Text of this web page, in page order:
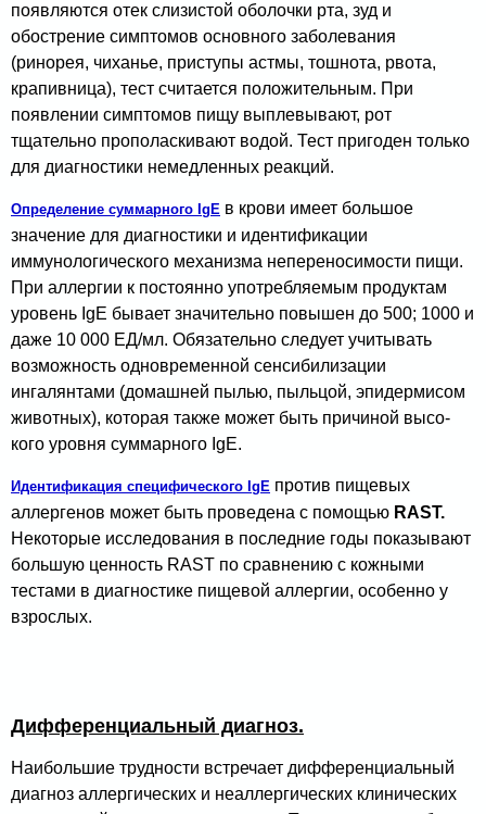
появляются отек слизистой оболочки рта, зуд и
обострение симптомов основного заболевания
(ринорея, чиханье, приступы астмы, тошнота, рвота,
крапивница), тест считается положительным. При
появлении симптомов пищу выплевывают, рот
тщательно прополаскивают водой. Тест пригоден только
для диагностики немедленных реакций.
Определение суммарного IgE в крови имеет большое
значение для диагностики и иденти­фикации
иммунологического механизма непереносимости пищи.
При аллергии к постоянно употребляемым про­дуктам
уровень IgE бывает значительно повышен до 500; 1000 и
даже 10 000 ЕД/мл. Обязательно следует учитывать
возможность одновременной сенсибилизации
ингалянтами (домашней пылью, пыльцой, эпидермисом
животных), которая также может быть причиной высо­
кого уровня суммарного IgE.
Идентификация специфического IgE против пищевых
аллергенов может быть проведена с помощью RAST.
Некоторые исследования в последние годы показывают
большую ценность RAST по сравнению с кожными
тестами в диагностике пищевой аллергии, особенно у
взрослых.
Дифференциальный диагноз.
Наибольшие трудности встречает дифференциальный
диагноз аллергических и неаллергических клинических